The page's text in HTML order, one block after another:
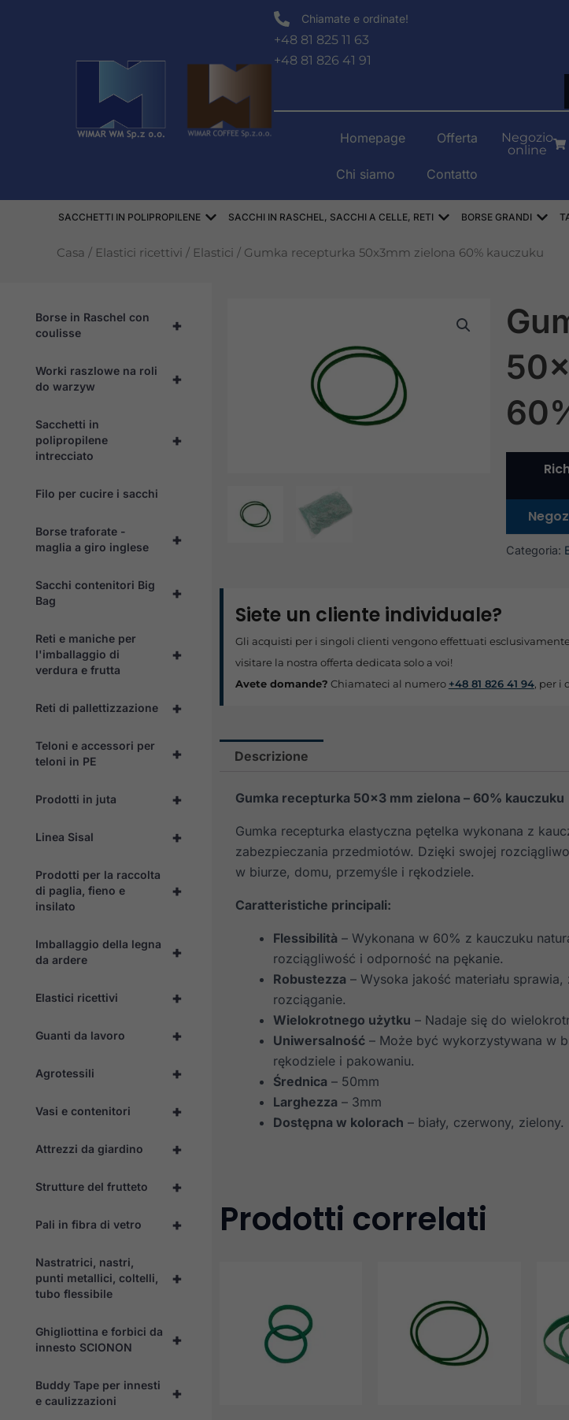
Chiamate e ordinate!
+48 81 825 11 63
+48 81 826 41 91
Homepage Offerta
Chi siamo Contatto
Negozio
online
SACCHETTI IN POLIPROPILENE Aprire WORKI POLIPROPYLENOWE
SACCHI IN RASCHEL, SACCHI A CELLE, RETI Aprire WORKI
BORSE GRANDI
Casa / Elastici ricettivi / Elastici / Gumka recepturka 50x3mm zielona 60% kauczuku
+
Borse in Raschel con
coulisse
+
Worki raszlowe na roli
do warzyw
+
Sacchetti in
polipropilene
intrecciato
Filo per cucire i sacchi
+
Borse traforate -
maglia a giro inglese
+
Sacchi contenitori Big
Bag
+
Reti e maniche per
l'imballaggio di
verdura e frutta
+
Reti di pallettizzazione
+
Teloni e accessori per
teloni in PE
+
Prodotti in juta
+
Linea Sisal
+
Prodotti per la raccolta
di paglia, fieno e
insilato
+
Imballaggio della legna
da ardere
+
Elastici ricettivi
+
Guanti da lavoro
+
Agrotessili
+
Vasi e contenitori
+
Attrezzi da giardino
+
Strutture del frutteto
+
Pali in fibra di vetro
+
Nastratrici, nastri,
punti metallici, coltelli,
tubo flessibile
+
Ghigliottina e forbici da
innesto SCIONON
+
Buddy Tape per innesti
e caulizzazioni
Categoria:
Siete un cliente individuale?
Gli acquisti per i singoli clienti vengono effettuati
visitare la nostra offerta dedicata solo a voi!
Avete domande? Chiamateci al numero +48 81 826 41 94, per i
Descrizione
Gumka recepturka 50×3 mm zielona – 60% kauczuku
Gumka recepturka elastyczna pętelka wykonana z
zabezpieczania przedmiotów. Dzięki swojej
w biurze, domu, przemyśle i rękodziele.
Caratteristiche principali:
Flessibilità – Wykonana w 60% z kauczuku
rozciągliwość i odporność na pękanie.
Robustezza – Wysoka jakość materiału
rozciąganie.
Wielokrotnego użytku – Nadaje się do
Uniwersalność– Może być wykorzystywana w
rękodziele i pakowaniu.
Średnica – 50mm
Larghezza – 3mm
Dostępna w kolorach – biały, czerwony, zielony.
Prodotti correlati